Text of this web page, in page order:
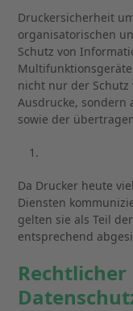
Druckersicherheit
organisatorischen
Schutz von
nicht nur der
Ausdrucke, sondern
sowie der
Da Drucker heute
Diensten
gelten sie als Teil
entsprechend
Rechtlicher